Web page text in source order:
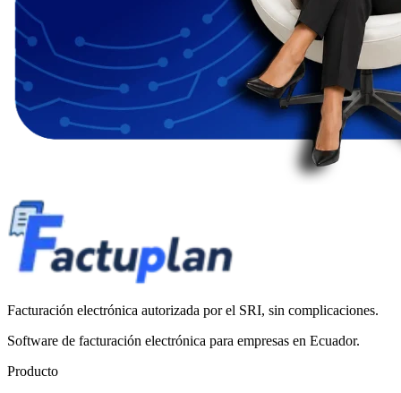
Facturación electrónica autorizada por el SRI, sin complicaciones.
Software de facturación electrónica para empresas en Ecuador.
Producto